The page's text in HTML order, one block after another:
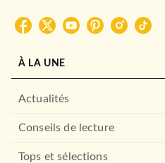
Tous tes secrets
Lisa Jewell
À LA UNE
Actualités
Conseils de lecture
Tops et sélections